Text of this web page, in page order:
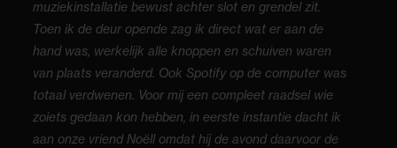
muziekinstallatie bewust achter slot en grendel zit.
Toen ik de deur opende zag ik direct wat er aan de
hand was, werkelijk alle knoppen en schuiven waren
van plaats veranderd. Ook Spotify op de computer was
totaal verdwenen. Voor mij een compleet raadsel wie
zoiets gedaan kon hebben, in eerste instantie dacht ik
aan onze vriend Noëll omdat hij de avond daarvoor de